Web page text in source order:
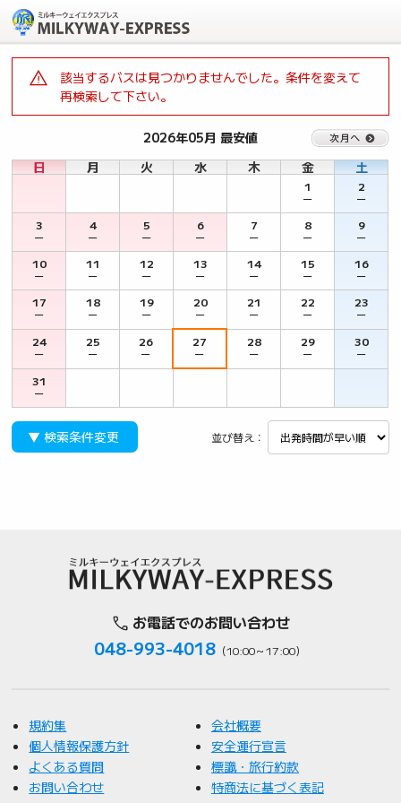
該当するバスは見つかりませんでした。条件を変えて
再検索して下さい。
2026年05月 最安値
日
月 火 水 木 金 土
1
－
2
－
3
－
4
－
5
－
6
－
7
－
8
－
9
－
10
－
11
－
12
－
13
－
14
－
15
－
16
－
17
－
18
－
19
－
20
－
21
－
22
－
23
－
24
－
25
－
26
－
27
－
28
－
29
－
30
－
31
－
▼ 検索条件変更 並び替え：
お電話でのお問い合わせ
048-993-4018 （10:00～17:00）
規約集
個人情報保護方針
よくある質問
お問い合わせ
会社概要
安全運行宣言
標識・旅行約款
特商法に基づく表記